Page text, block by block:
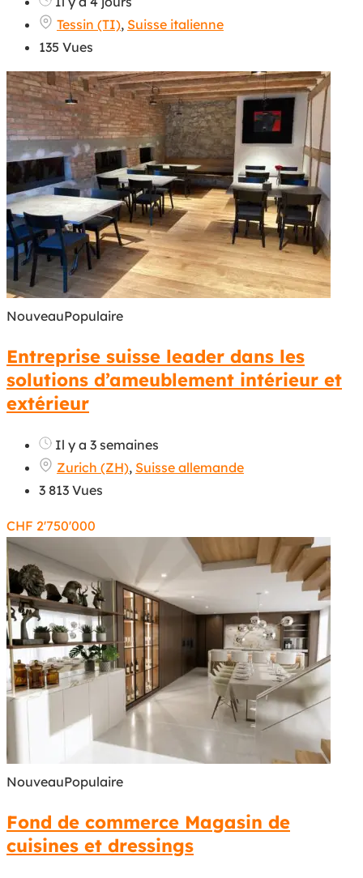
Tessin (TI), Suisse italienne
135 Vues
NouveauPopulaire
Entreprise suisse leader dans les
solutions d’ameublement intérieur et
extérieur
Il y a 3 semaines
Zurich (ZH), Suisse allemande
3 813 Vues
CHF 2'750'000
NouveauPopulaire
Fond de commerce Magasin de
cuisines et dressings